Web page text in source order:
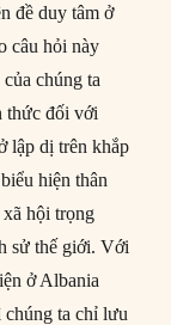
đề duy tâm ở
câu hỏi này
chúng ta
thức đối với
lập dị trên khắp
hiện thân
hội trọng
sử thế giới. Với
ở Albania
ta chỉ lưu